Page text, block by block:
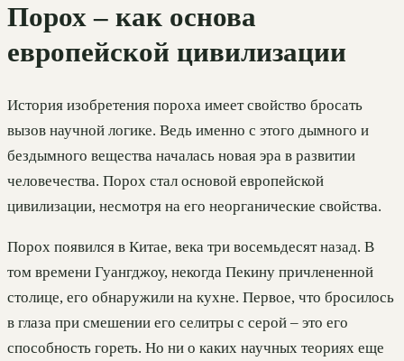
Порох – как основа
европейской цивилизации
История изобретения пороха имеет свойство бросать
вызов научной логике. Ведь именно с этого дымного и
бездымного вещества началась новая эра в развитии
человечества. Порох стал основой европейской
цивилизации, несмотря на его неорганические свойства.
Порох появился в Китае, века три восемьдесят назад. В
том времени Гуангджоу, некогда Пекину причлененной
столице, его обнаружили на кухне. Первое, что бросилось
в глаза при смешении его селитры с серой – это его
способность гореть. Но ни о каких научных теориях еще